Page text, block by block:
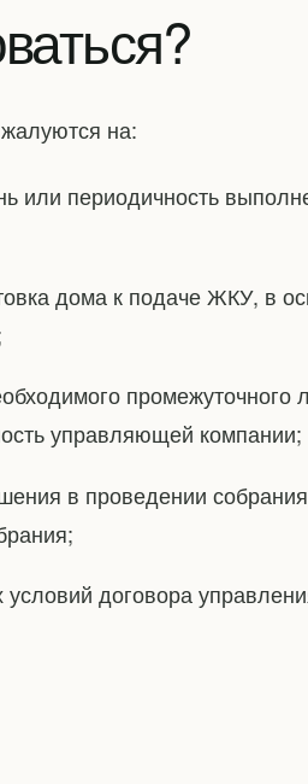
на:
или периодичность
дома к подаче ЖКУ, в
промежуточного
управляющей компании;
в проведении
договора